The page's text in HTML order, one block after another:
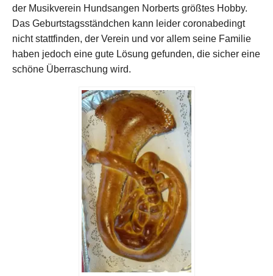
der Musikverein Hundsangen Norberts größtes Hobby.
Das Geburtstagsständchen kann leider coronabedingt
nicht stattfinden, der Verein und vor allem seine Familie
haben jedoch eine gute Lösung gefunden, die sicher eine
schöne Überraschung wird.